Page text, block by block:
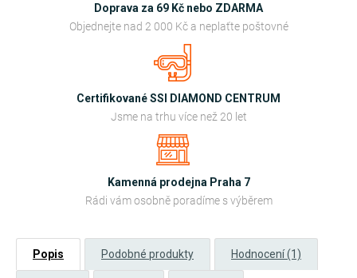
Doprava za 69 Kč nebo ZDARMA
Objednejte nad 2 000 Kč a neplaťte poštovné
Certifikované SSI DIAMOND CENTRUM
Jsme na trhu více než 20 let
Kamenná prodejna Praha 7
Rádi vám osobně poradíme s výběrem
Popis Podobné produkty Hodnocení (1)